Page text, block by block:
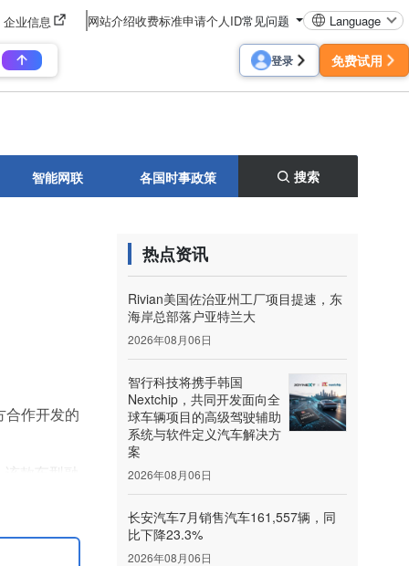
企业信息 网站介绍收费标准申请个人ID常见问题 Language
登录 免费试用
智能网联 各国时事政策 搜索
合作开发的
款车型融
热点资讯
Rivian美国佐治亚州工厂项目提速，东
海岸总部落户亚特兰大
2026年08月06日
智行科技将携手韩国
Nextchip，共同开发面向全
球车辆项目的高级驾驶辅助
系统与软件定义汽车解决方
案
2026年08月06日
长安汽车7月销售汽车161,557辆，同
比下降23.3%
2026年08月06日